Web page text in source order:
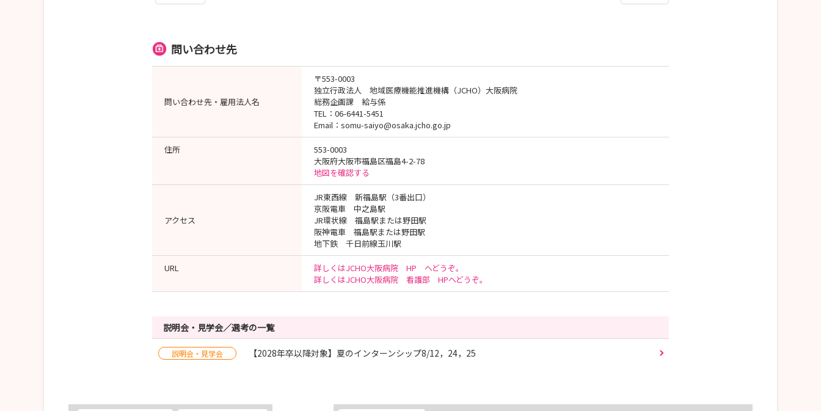
問い合わせ先
問い合わせ先・雇用法人名
〒553-0003
独立行政法人 地域医療機能推進機構（JCHO）大阪病院
総務企画課 給与係
TEL：06-6441-5451
Email：somu-saiyo@osaka.jcho.go.jp
住所
553-0003
大阪府大阪市福島区福島4-2-78
地図を確認する
アクセス
JR東西線 新福島駅（3番出口）
京阪電車 中之島駅
JR環状線 福島駅または野田駅
阪神電車 福島駅または野田駅
地下鉄 千日前線玉川駅
URL
詳しくはJCHO大阪病院 HP へどうぞ。
詳しくはJCHO大阪病院 看護部 HPへどうぞ。
説明会・見学会／選考の一覧
説明会・見学会 【2028年卒以降対象】夏のインターンシップ8/12，24，25